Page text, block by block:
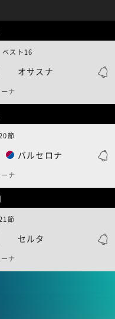
オサスナ
スト16
ナ
バルセロナ
節
ナ
セルタ
節
ナ